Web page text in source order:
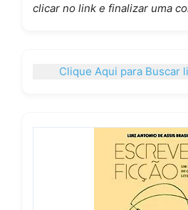
clicar no link e finalizar uma
Clique Aqui para Buscar